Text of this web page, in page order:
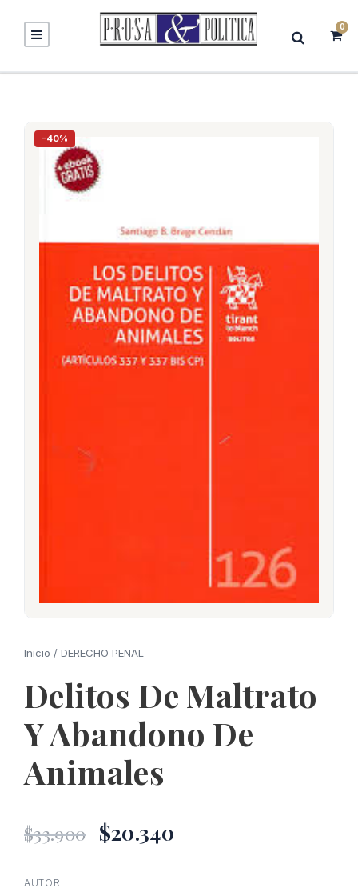
0
-40%
Inicio / DERECHO PENAL
Delitos De Maltrato
Y Abandono De
Animales
$33.900 El
$20.340
AUTOR